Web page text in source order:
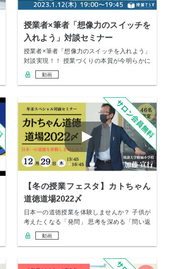
授業者×筆者「想像力のスイッチを
入れよう」対談セミナー
授業者×筆者「想像力のスイッチを入れよう」
対談実現！！ 授業づくりの本質が今明らかに
なる！…
動画
【冬の授業フェスタ】カトちゃん
道徳道場2022〆
日本一の道徳授業を体験しませんか？ 子供が
考えたくなる「発問」 思考を深める「問い返
し」 …
動画